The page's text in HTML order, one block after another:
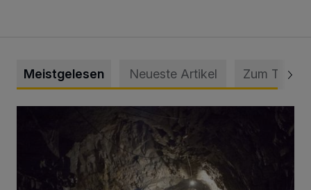
Meistgelesen Neueste Artikel Zum Thema